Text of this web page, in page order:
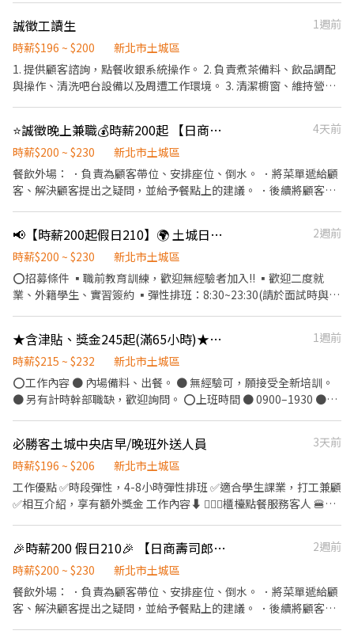
健檢 ★勞保、健保，6％勞退提撥 ⭕【工作說明】 《內場》:餐點製
作、食材備料、進貨盤點 《外場》:接待服務顧客、收銀結帳、環境
整潔 ★開朗活潑有笑容 ★ＳＯＰ專業流程 ★無經驗可 ★提供完善
職前教育訓練 ⭕【經營理念】 我們是日本第一的速食連鎖ZENSHO
現作提供美味可口的日本國民美食-牛丼/咖哩，並以舒適衛生的用
餐環境、熱情用心的服務態度、平實親民的誠懇價格，強調食品安
全，顧客安心。不論是單獨一人、與家人一起、朋友一起，皆可享
受用餐的樂趣。
誠徵工讀生
1週前
時薪$196 ~ $200
新北市土城區
1. 提供顧客諮詢，點餐收銀系統操作。 2. 負責煮茶備料、飲品調配
與操作、清洗吧台設備以及周遭工作環境。 3. 清潔櫥窗、維持營業
調能力、服務熱忱及團隊合作精神的您，加入圓石大家庭的行列！
⭐️誠徵晚上兼職💰時薪200起 【日商壽司郎】土城日月光店-🌟歡迎應屆畢業生🌟短期工讀、長期工讀、假日工讀
4天前
時薪$200 ~ $230
新北市土城區
餐飲外場： ．負責為顧客帶位、安排座位、倒水。 ．將菜單遞給顧
客、解決顧客提出之疑問，並給予餐點上的建議。 ．後續將顧客點
飲內場： ．擔任廚師的助手，處理烹飪前與烹飪中之準備工作與其
他餐廳相關事務。 ．負責洗、剝、削、切各種食材。 ．負責清理工
作環境、設備和餐具。 ．準備不同餐點所需要的食材。 ．協助測量
食材的容量與重量。 ．負責擺盤、打包外帶服務。
📢【時薪200起假日210】🌍 土城日月光店（日月光內）🌟時薪平日200假日210起🌟 歡迎兼職人員、二度就業、外籍學生、半工半讀、長期兼職、寒暑期兼職
2週前
時薪$200 ~ $230
新北市土城區
⭕招募條件 ▪職前教育訓練，歡迎無經驗者加入!! ▪歡迎二度就
業、外籍學生、實習簽約 ▪彈性排班：8:30~23:30(請於面試時與主
店～23:30 (依據班表安排4～ 8小時) ③過往有「服務業」經驗，餐
飲業佳 ⭕工作內容 ▪外場 帶客入座→介紹、服務→商品提供→食
材補充→確認結帳金額→收銀結帳 等 ▪內場 商品進貨、準備、整理
→料理製作→提供餐點→餐具清洗→庫存盤點、出貨 等 ⭕獎金福利
合作及交流，採納同仁的意見，提升參與感 ▪除學習到日本商業禮
儀、衛生知識及專業的烹飪技巧，還可接觸店鋪的經營管理，例
力及成果將有升遷加薪的機會 ▪享有完善的福利制度，加班費為5
分鐘為單位計算，重視員工的辛勤付出 ▪計畫拓展全台灣，讓更多
人有機會品嚐美味平價壽司，致力成為頂尖品牌
★含津貼、獎金245起(滿65小時)★炒湘湘日月光土城-長期內場PT
1週前
時薪$215 ~ $232
新北市土城區
⭕工作內容 ● 內場備料、出餐。 ● 無經驗可，願接受全新培訓。
● 另有計時幹部職缺，歡迎詢問。 ⭕上班時間 ● 0900–1930 ●
~232元。 ● 只要有上班出勤(不限時數)， 每小時另核發15元獎
金， 時薪+獎金為215+15至232+15元。 ● 若當月工時滿65小時以
上， 每小時另核發15元津貼， 時薪+津貼為215+15至232+15元。
✅也就是當月出勤滿65小時以上， 時薪+獎金+津貼為215+30至
金。 ● 每半年舉辦晉升考試，通過即調薪。
必勝客土城中央店早/晚班外送人員
3天前
時薪$196 ~ $206
新北市土城區
工作優點 ✅時段彈性，4-8小時彈性排班 ✅適合學生課業，打工兼顧
✅相互介紹，享有額外獎金 工作內容⬇️ 💁🏻‍♂️櫃檯點餐服務客人 🍔內
年資代金 ➡️員工團保有保障
🎉時薪200 假日210🎉 【日商壽司郎】 土城日月光店-★歡迎應屆畢業生、短期工讀、長期工讀、假日工讀
2週前
時薪$200 ~ $230
新北市土城區
餐飲外場： ．負責為顧客帶位、安排座位、倒水。 ．將菜單遞給顧
客、解決顧客提出之疑問，並給予餐點上的建議。 ．後續將顧客點